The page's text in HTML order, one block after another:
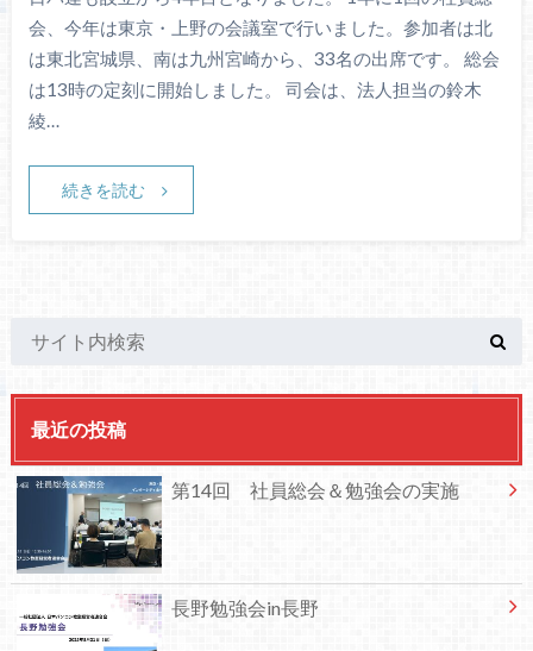
会、今年は東京・上野の会議室で行いました。参加者は北
は東北宮城県、南は九州宮崎から、33名の出席です。 総会
は13時の定刻に開始しました。 司会は、法人担当の鈴木
綾…
続きを読む
最近の投稿
第14回 社員総会＆勉強会の実施
長野勉強会in長野